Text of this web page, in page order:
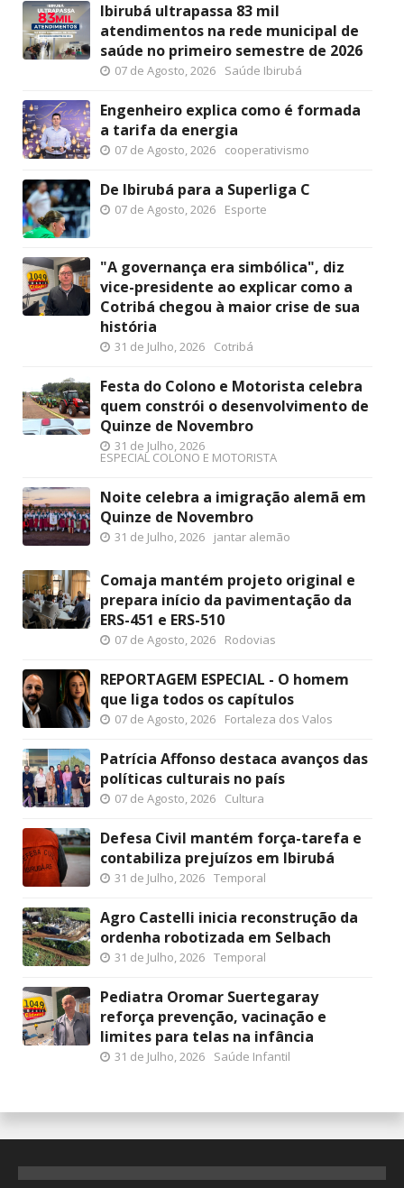
Ibirubá ultrapassa 83 mil
atendimentos na rede municipal de
saúde no primeiro semestre de 2026
07 de Agosto, 2026 Saúde Ibirubá
Engenheiro explica como é formada
a tarifa da energia
07 de Agosto, 2026 cooperativismo
De Ibirubá para a Superliga C
07 de Agosto, 2026 Esporte
"A governança era simbólica", diz
vice-presidente ao explicar como a
Cotribá chegou à maior crise de sua
história
31 de Julho, 2026 Cotribá
Festa do Colono e Motorista celebra
quem constrói o desenvolvimento de
Quinze de Novembro
31 de Julho, 2026
ESPECIAL COLONO E MOTORISTA
Noite celebra a imigração alemã em
Quinze de Novembro
31 de Julho, 2026 jantar alemão
Comaja mantém projeto original e
prepara início da pavimentação da
ERS-451 e ERS-510
07 de Agosto, 2026 Rodovias
REPORTAGEM ESPECIAL - O homem
que liga todos os capítulos
07 de Agosto, 2026 Fortaleza dos Valos
Patrícia Affonso destaca avanços das
políticas culturais no país
07 de Agosto, 2026 Cultura
Defesa Civil mantém força-tarefa e
contabiliza prejuízos em Ibirubá
31 de Julho, 2026 Temporal
Agro Castelli inicia reconstrução da
ordenha robotizada em Selbach
31 de Julho, 2026 Temporal
Pediatra Oromar Suertegaray
reforça prevenção, vacinação e
limites para telas na infância
31 de Julho, 2026 Saúde Infantil